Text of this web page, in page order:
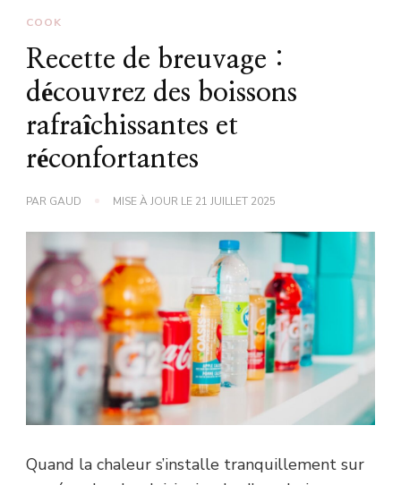
COOK
Recette de breuvage :
découvrez des boissons
rafraîchissantes et
réconfortantes
PAR GAUD MISE À JOUR LE 21 JUILLET 2025
Quand la chaleur s’installe tranquillement sur